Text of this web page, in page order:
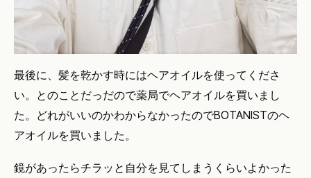
最後に、髪を乾かす時にはヘアオイルを使ってくださ
い。とのことだっだので薬局でヘアオイルを買いまし
た。どれがいいのかわからなかったのでBOTANISTのヘ
アオイルを買いました。
鏡があったらチラッと自分を見てしまうくらいよかった